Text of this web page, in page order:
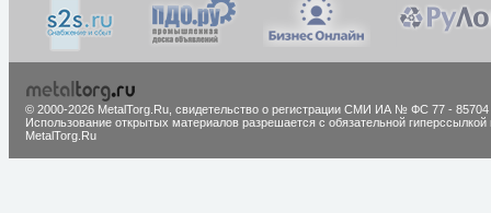
© 2000-2026 MetalTorg.Ru, cвидетельство о регистрации СМИ ИА № ФС 77 - 85704
Использование открытых материалов разрешается с обязательной гиперссылкой
MetalTorg.Ru